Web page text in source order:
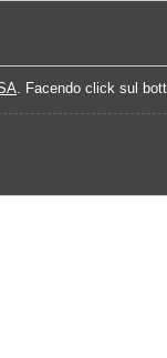
. Facendo click sul